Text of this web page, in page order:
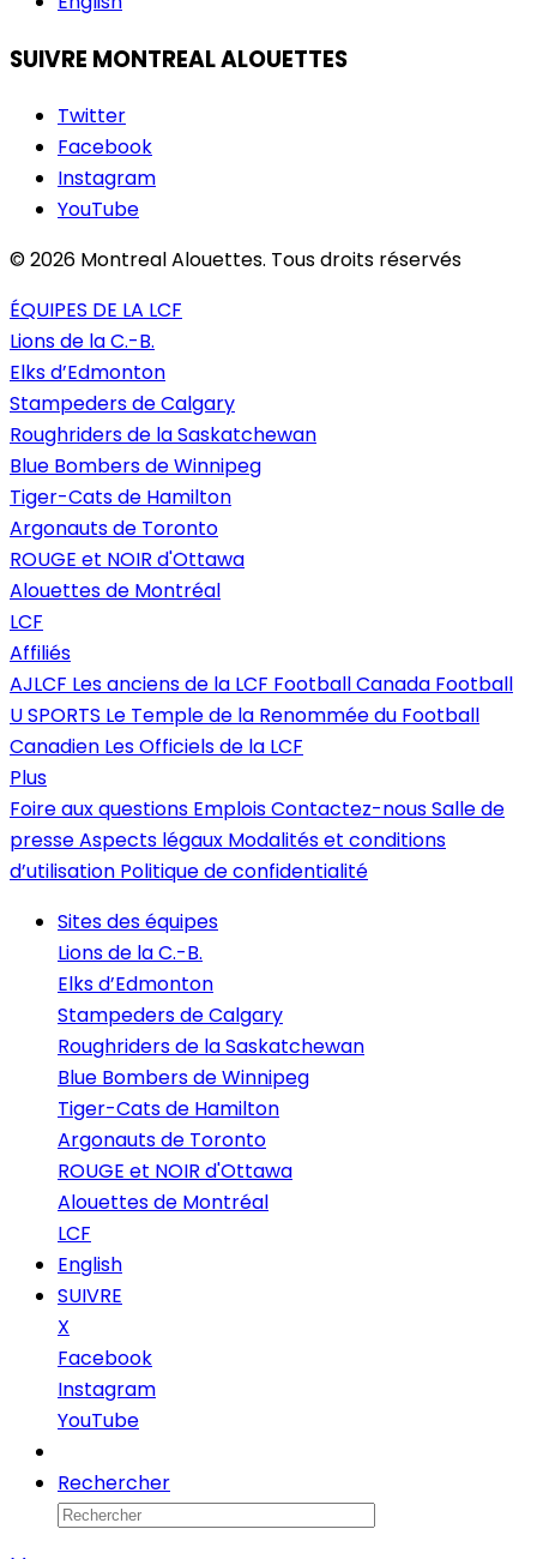
SUIVRE MONTREAL ALOUETTES
Twitter
Facebook
Instagram
YouTube
© 2026 Montreal Alouettes. Tous droits réservés
ÉQUIPES DE LA LCF
Lions de la C.-B.
Elks d’Edmonton
Stampeders de Calgary
Roughriders de la Saskatchewan
Blue Bombers de Winnipeg
Tiger-Cats de Hamilton
Argonauts de Toronto
ROUGE et NOIR d'Ottawa
Alouettes de Montréal
LCF
Affiliés
AJLCFLes anciens de la LCFFootball CanadaFootball
U SPORTSLe Temple de la Renommée du Football
CanadienLes Officiels de la LCF
Plus
Foire aux questionsEmploisContactez-nousSalle de
presseAspects légauxModalités et conditions
d’utilisationPolitique de confidentialité
Sites des équipes
Lions de la C.-B.
Elks d’Edmonton
Stampeders de Calgary
Roughriders de la Saskatchewan
Blue Bombers de Winnipeg
Tiger-Cats de Hamilton
Argonauts de Toronto
ROUGE et NOIR d'Ottawa
Alouettes de Montréal
LCF
English
SUIVRE
X
Facebook
Instagram
YouTube
Rechercher